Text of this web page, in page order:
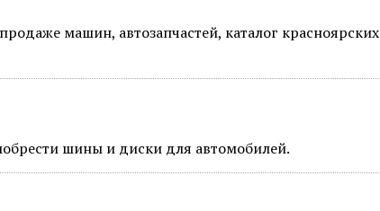
машин, автозапчастей, каталог красноярских
шины и диски для автомобилей.